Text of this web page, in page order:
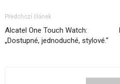
Předchozí článek
Alcatel One Touch Watch:
„Dostupné, jednoduché, stylové.“